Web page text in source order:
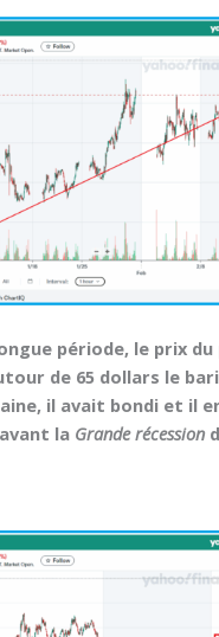
période, le prix
de 65 dollars le
il avait bondi et il
la Grande récession